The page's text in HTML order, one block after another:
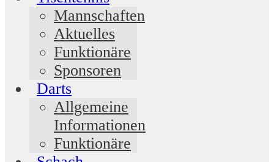
Mannschaften
Aktuelles
Funktionäre
Sponsoren
Darts
Allgemeine
Informationen
Funktionäre